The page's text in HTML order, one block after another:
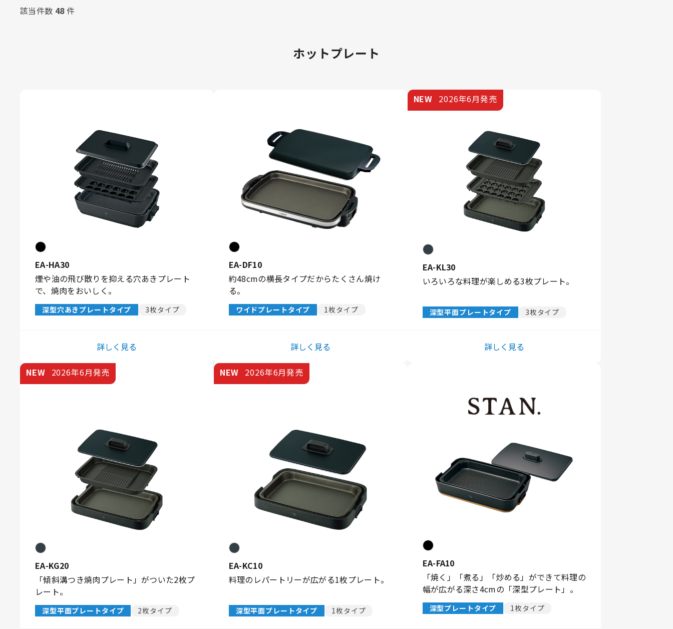
該当件数 48件
ホットプレート
EA-HA30
煙や油の飛び散りを抑える穴あきプレート
で、焼肉をおいしく。
深型穴あきプレートタイプ 3枚タイプ
詳しく見る
EA-DF10
約48cmの横長タイプだからたくさん焼け
る。
ワイドプレートタイプ 1枚タイプ
詳しく見る
NEW 2026年6月発売
EA-KL30
いろいろな料理が楽しめる3枚プレート。
深型平面プレートタイプ 3枚タイプ
詳しく見る
NEW 2026年6月発売
EA-KG20
「傾斜溝つき焼肉プレート」がついた2枚プ
レート。
深型平面プレートタイプ 2枚タイプ
NEW 2026年6月発売
EA-KC10
料理のレパートリーが広がる1枚プレート。
深型平面プレートタイプ 1枚タイプ
EA-FA10
「焼く」「煮る」「炒める」ができて料理の
幅が広がる深さ4cmの「深型プレート」。
深型プレートタイプ 1枚タイプ